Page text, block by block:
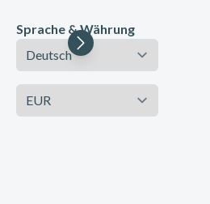
Sprache & Währung
Sprache
Währung